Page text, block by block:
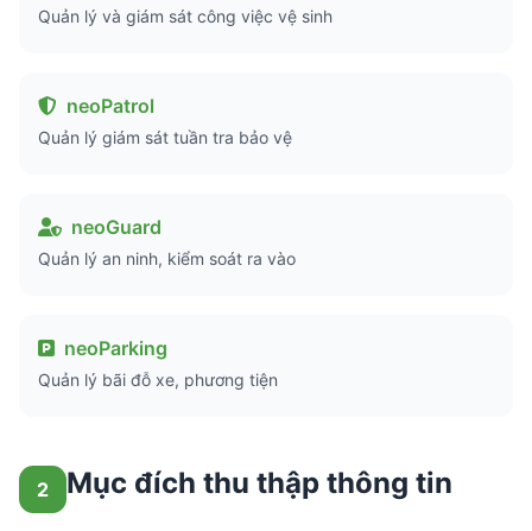
Quản lý và giám sát công việc vệ sinh
neoPatrol
Quản lý giám sát tuần tra bảo vệ
neoGuard
Quản lý an ninh, kiểm soát ra vào
neoParking
Quản lý bãi đỗ xe, phương tiện
2 Mục đích thu thập thông tin